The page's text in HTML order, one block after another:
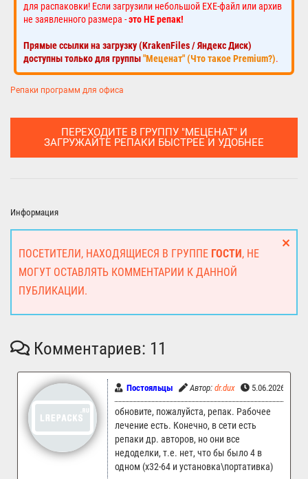
для распаковки! Если загрузили небольшой EXE-файл или архив
не заявленного размера -это НЕ репак!
Прямые ссылки на загрузку (KrakenFiles / Яндекс Диск)
доступны только для группы"Меценат" (Что такое Premium?).
Репаки программ для офиса
ПЕРЕХОДИТЕ В ГРУППУ "МЕЦЕНАТ" И
ЗАГРУЖАЙТЕ РЕПАКИ БЫСТРЕЕ И УДОБНЕЕ
Информация
ПОСЕТИТЕЛИ, НАХОДЯЩИЕСЯ В ГРУППЕ ГОСТИ , НЕ
МОГУТ ОСТАВЛЯТЬ КОММЕНТАРИИ К ДАННОЙ
ПУБЛИКАЦИИ.
Комментариев: 11
Постояльцы Автор: dr.dux 5.06.2026
обновите, пожалуйста, репак. Рабочее
лечение есть. Конечно, в сети есть
репаки др. авторов, но они все
недоделки, т.е. нет, что бы было 4 в
одном (х32-64 и установка\портативка)